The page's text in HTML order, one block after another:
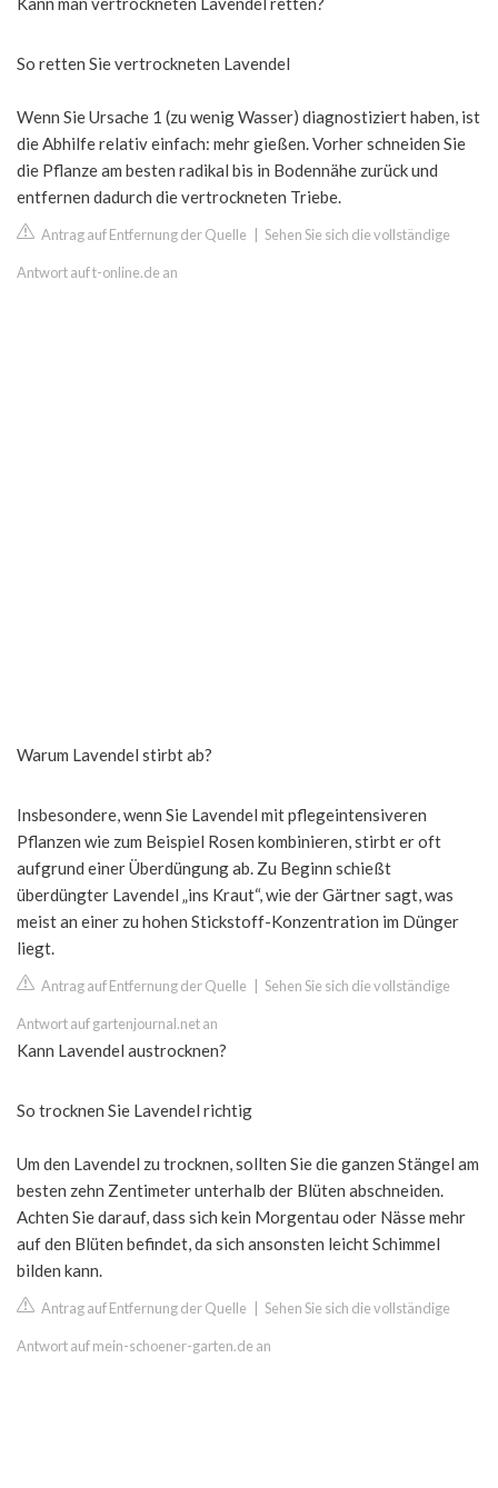
So retten Sie vertrockneten Lavendel
Wenn Sie Ursache 1 (zu wenig Wasser) diagnostiziert haben, ist
die Abhilfe relativ einfach: mehr gießen. Vorher schneiden Sie
die Pflanze am besten radikal bis in Bodennähe zurück und
entfernen dadurch die vertrockneten Triebe.
Antrag auf Entfernung der Quelle Sehen Sie sich die vollständige
Antwort auf t-online.de an
Warum Lavendel stirbt ab?
Insbesondere, wenn Sie Lavendel mit pflegeintensiveren
Pflanzen wie zum Beispiel Rosen kombinieren, stirbt er oft
aufgrund einer Überdüngung ab. Zu Beginn schießt
überdüngter Lavendel „ins Kraut“, wie der Gärtner sagt, was
meist an einer zu hohen Stickstoff-Konzentration im Dünger
liegt.
Antrag auf Entfernung der Quelle Sehen Sie sich die vollständige
Antwort auf gartenjournal.net an
Kann Lavendel austrocknen?
So trocknen Sie Lavendel richtig
Um den Lavendel zu trocknen, sollten Sie die ganzen Stängel am
besten zehn Zentimeter unterhalb der Blüten abschneiden.
Achten Sie darauf, dass sich kein Morgentau oder Nässe mehr
auf den Blüten befindet, da sich ansonsten leicht Schimmel
bilden kann.
Antrag auf Entfernung der Quelle Sehen Sie sich die vollständige
Antwort auf mein-schoener-garten.de an